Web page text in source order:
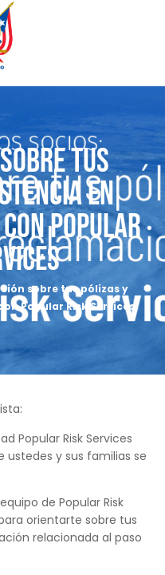
tus
en
Popular
sobre tus pólizas y
Popular Risk Services
Popular Risk Services
y sus familias se
de Popular Risk
orientarte sobre tus
relacionada al paso